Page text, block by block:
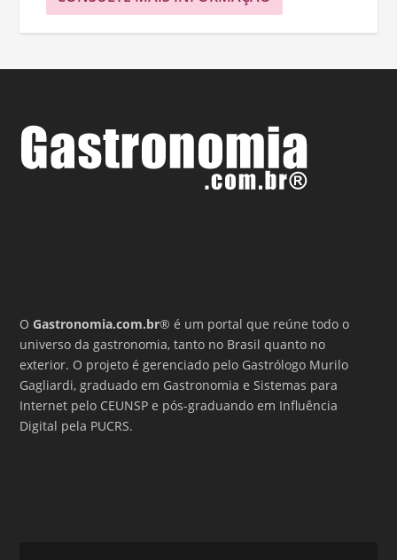
OGastronomia.com.br® é um portal que reúne todo o
universo da gastronomia, tanto no Brasil quanto no
exterior. O projeto é gerenciado pelo Gastrólogo Murilo
Gagliardi, graduado em Gastronomia e Sistemas para
Internet pelo CEUNSP e pós-graduando em Influência
Digital pela PUCRS.